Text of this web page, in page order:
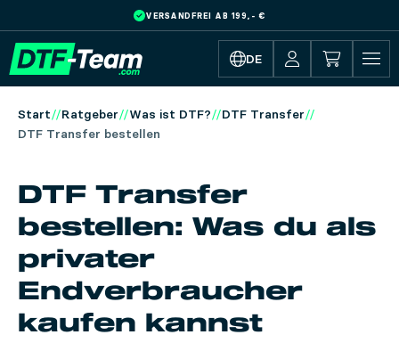
Skip to main content
VERSANDFREI AB 199,- €
DE
Start Ratgeber Was ist DTF?
DTF Transfer
DTF Transfer bestellen
DTF Transfer
bestellen: Was du als
privater
Endverbraucher
kaufen kannst